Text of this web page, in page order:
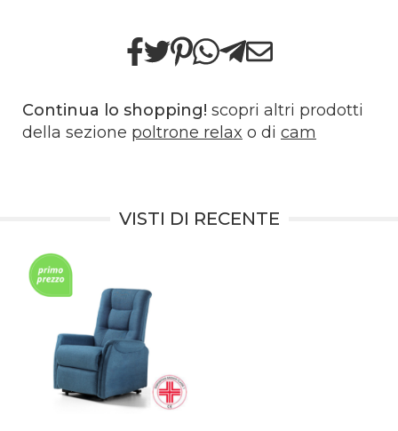
Continua lo shopping! scopri altri prodotti
della sezione poltrone relax o di cam
VISTI DI RECENTE